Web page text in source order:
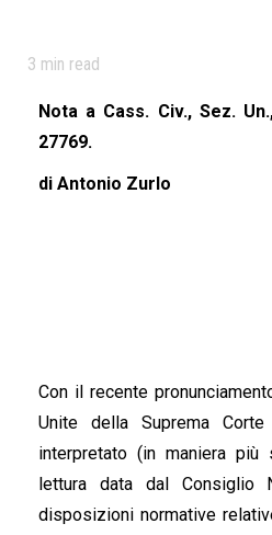
3 min read
Nota a Cass. Civ., Sez.
27769.
di Antonio Zurlo
Con il recente
Unite della Suprema
interpretato (in maniera più
lettura data dal Consiglio
disposizioni normative